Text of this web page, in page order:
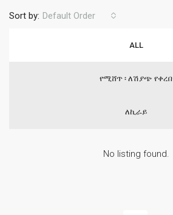
ALL
የሚሸጥ ፡ ለሽያጭ የቀረበ
ለኪራይ
Sort by: Default Order
No listing found.